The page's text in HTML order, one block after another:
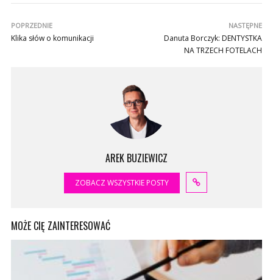
POPRZEDNIE
Klika słów o komunikacji
NASTĘPNE
Danuta Borczyk: DENTYSTKA
NA TRZECH FOTELACH
AREK BUZIEWICZ
ZOBACZ WSZYSTKIE POSTY
MOŻE CIĘ ZAINTERESOWAĆ